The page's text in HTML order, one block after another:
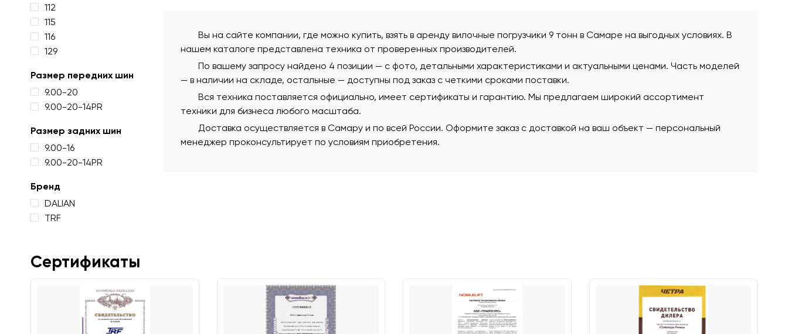
112
115
116
129
Размер передних шин
9.00-20
9.00-20-14PR
Размер задних шин
9.00-16
9.00-20-14PR
Бренд
DALIAN
TRF
Вы на сайте компании, где можно купить, взять в аренду вилочные погрузчики 9 тонн в Самаре на выгодных условиях. В
нашем каталоге представлена техника от проверенных производителей.
По вашему запросу найдено 4 позиции — с фото, детальными характеристиками и актуальными ценами. Часть моделей
— в наличии на складе, остальные — доступны под заказ с четкими сроками поставки.
Вся техника поставляется официально, имеет сертификаты и гарантию. Мы предлагаем широкий ассортимент
техники для бизнеса любого масштаба.
Доставка осуществляется в Самару и по всей России. Оформите заказ с доставкой на ваш объект — персональный
менеджер проконсультирует по условиям приобретения.
Сертификаты